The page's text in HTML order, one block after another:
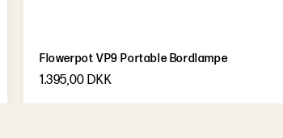
Flowerpot VP9 Portable Bordlampe
1.395,00 DKK